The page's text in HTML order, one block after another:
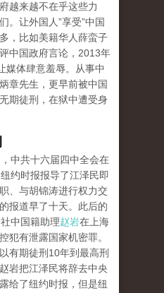
越来越不在乎这些力
。让外国人”享受”中国
，比如美籍华人薛蛮子
中国政府言论，2013年
媒体肆意羞辱。从事中
章先生，更早前被中国
期徒刑，在狱中遭受身
中共十六届四中全会在
约时报报导了江泽民即
、与胡锦涛进行权力交
报道早了十天。此后的
中国籍助理赵岩在上海
犯有泄露国家机密罪。
有期徒刑10年到最高刑
岩把江泽民将辞去中央
给了纽约时报，但是纽